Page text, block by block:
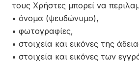
τους Χρήστες μπορεί να
• όνομα (ψευδώνυμο),
• φωτογραφίες,
• στοιχεία και εικόνες της
• στοιχεία και εικόνες των